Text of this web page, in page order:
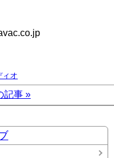
ィオ
記事 »